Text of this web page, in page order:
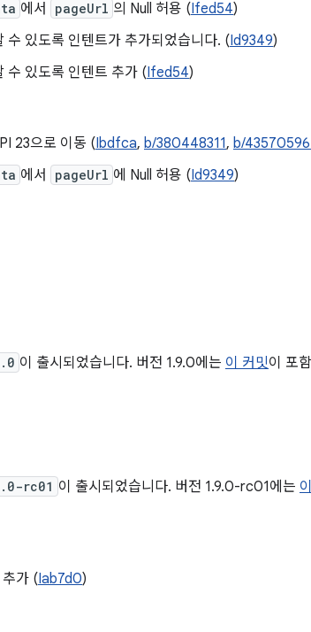
에서 pageUrl 의 Null 허용 (Ifed54)
수 있도록 인텐트가 추가되었습니다. (Id9349)
수 있도록 인텐트 추가 (Ifed54)
23으로 이동 (Ibdfca, b/380448311, b/
에서 pageUrl 에 Null 허용 (Id9349)
이 출시되었습니다. 버전 1.9.0에는 이 커밋이 포
rc01 이 출시되었습니다. 버전 1.9.0-rc01에는
가 (Iab7d0)